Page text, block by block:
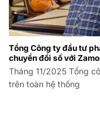
Tổng Công ty đầu tư
chuyển đổi số với
Tháng 11/2025 Tổng
trên toàn hệ thống